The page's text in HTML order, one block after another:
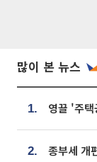
많이 본 뉴스
1.
2.